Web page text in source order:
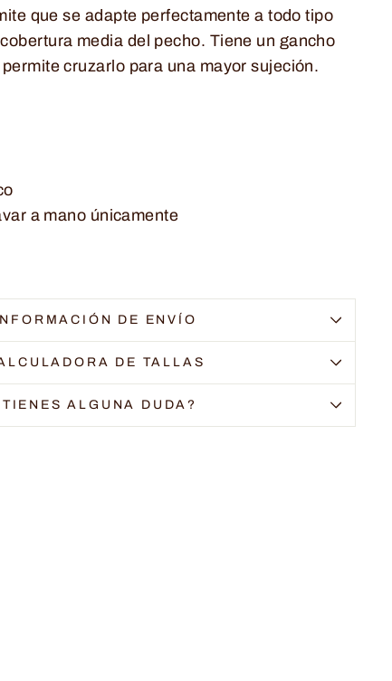
que se adapte perfectamente a todo tipo
media del pecho. Tiene un gancho
cruzarlo para una mayor sujeción.
a mano únicamente
DE ENVÍO
DE TALLAS
ALGUNA DUDA?